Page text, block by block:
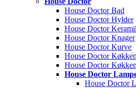
House Doctor Bad
House Doctor Hylder
House Doctor
House Doctor Knager
House Doctor Kurve
House Doctor Køkken
House Doctor
House Doctor
House Doctor